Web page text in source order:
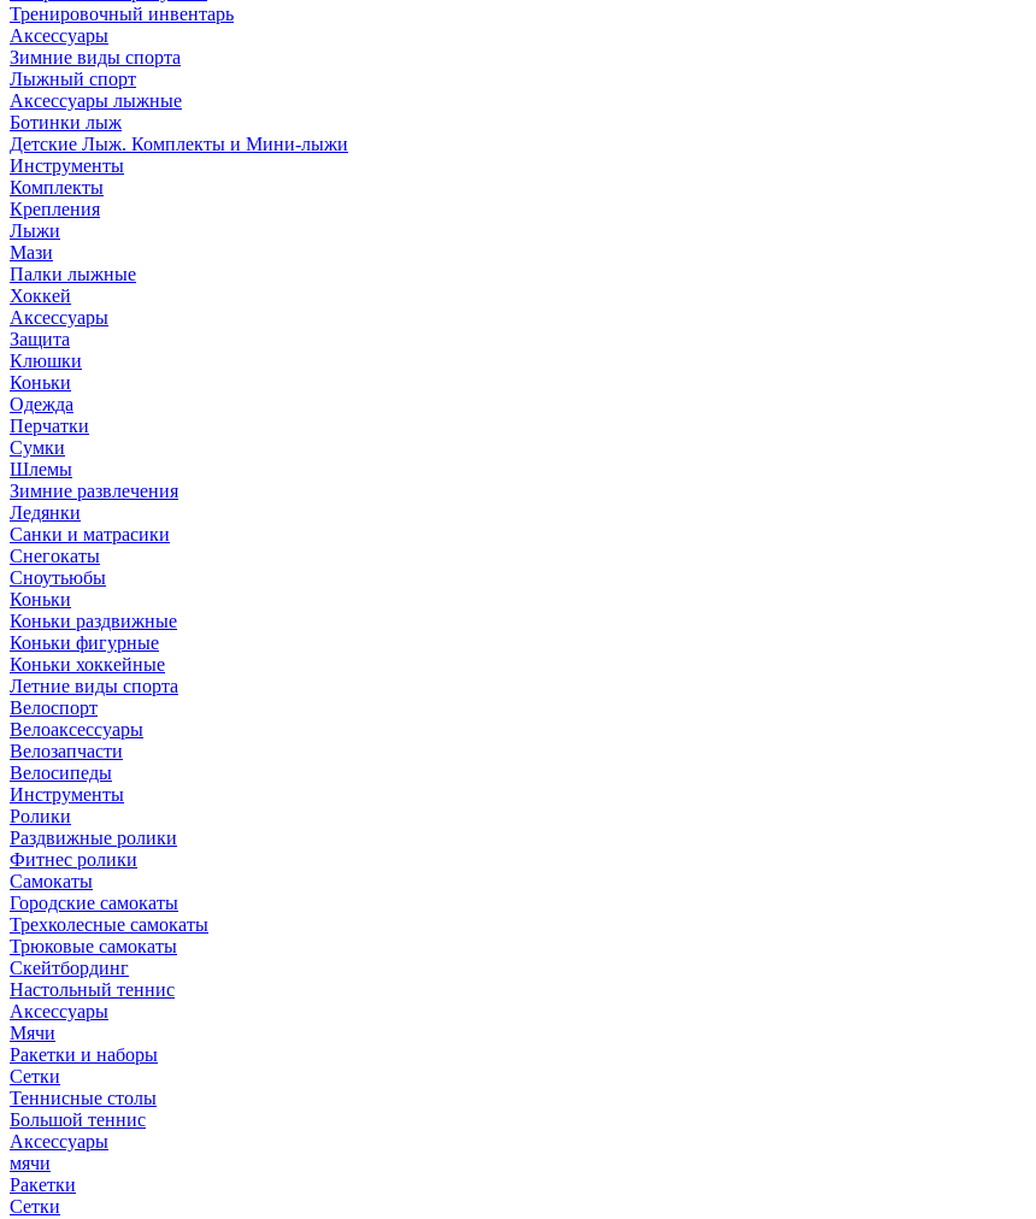
Тренировочный инвентарь
Аксессуары
Зимние виды спорта
Лыжный спорт
Аксессуары лыжные
Ботинки лыж
Детские Лыж. Комплекты и Мини-лыжи
Инструменты
Комплекты
Крепления
Лыжи
Мази
Палки лыжные
Хоккей
Аксессуары
Защита
Клюшки
Коньки
Одежда
Перчатки
Сумки
Шлемы
Зимние развлечения
Ледянки
Санки и матрасики
Снегокаты
Сноутьюбы
Коньки
Коньки раздвижные
Коньки фигурные
Коньки хоккейные
Летние виды спорта
Велоспорт
Велоаксессуары
Велозапчасти
Велосипеды
Инструменты
Ролики
Раздвижные ролики
Фитнес ролики
Самокаты
Городские самокаты
Трехколесные самокаты
Трюковые самокаты
Скейтбординг
Настольный теннис
Аксессуары
Мячи
Ракетки и наборы
Сетки
Теннисные столы
Большой теннис
Аксессуары
мячи
Ракетки
Сетки